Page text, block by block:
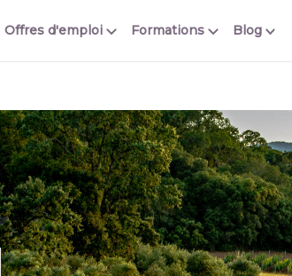
Offres d'emploi Blog
Formations